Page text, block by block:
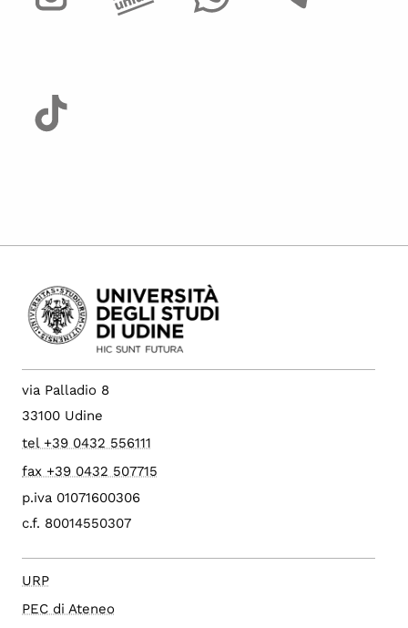
via Palladio 8
33100 Udine
tel +39 0432 556111
fax +39 0432 507715
p.iva 01071600306
c.f. 80014550307
URP
PEC di Ateneo